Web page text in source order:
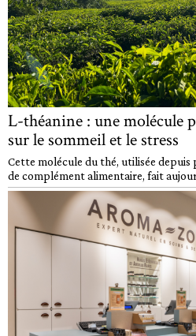
L-théanine : une molécule
sur le sommeil et le stress
Cette molécule du thé, utilisée depuis
de complément alimentaire, fait